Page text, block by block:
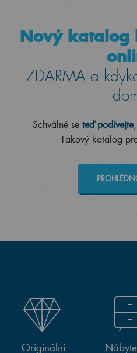
Nový katalog
ZDARMA a
Schválně se teď podívejte
Takový katalog
Originální